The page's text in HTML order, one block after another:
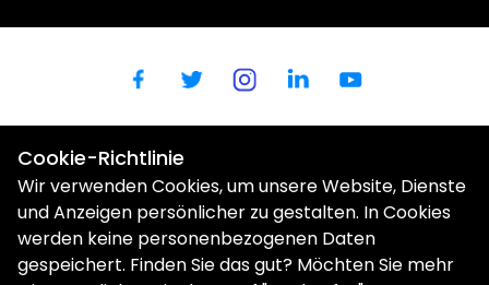
Wir verwenden Cookies, um Ihre Benutzerfreundlichkeit zu
Cookie-Richtlinie
Wir verwenden Cookies, um unsere Website, Dienste
und Anzeigen persönlicher zu gestalten. In Cookies
werden keine personenbezogenen Daten
gespeichert. Finden Sie das gut? Möchten Sie mehr